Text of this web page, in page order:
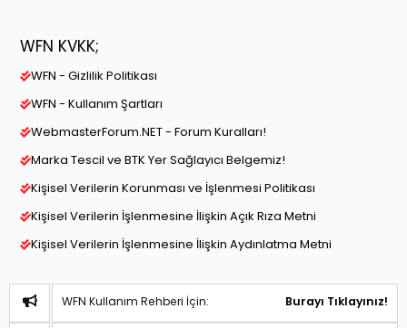
WFN KVKK;
WFN - Gizlilik Politikası
WFN - Kullanım Şartları
WebmasterForum.NET - Forum Kuralları!
Marka Tescil ve BTK Yer Sağlayıcı Belgemiz!
Kişisel Verilerin Korunması ve İşlenmesi Politikası
Kişisel Verilerin İşlenmesine İlişkin Açık Rıza Metni
Kişisel Verilerin İşlenmesine İlişkin Aydınlatma Metni
WFN Kullanım Rehberi İçin: Burayı Tıklayınız!